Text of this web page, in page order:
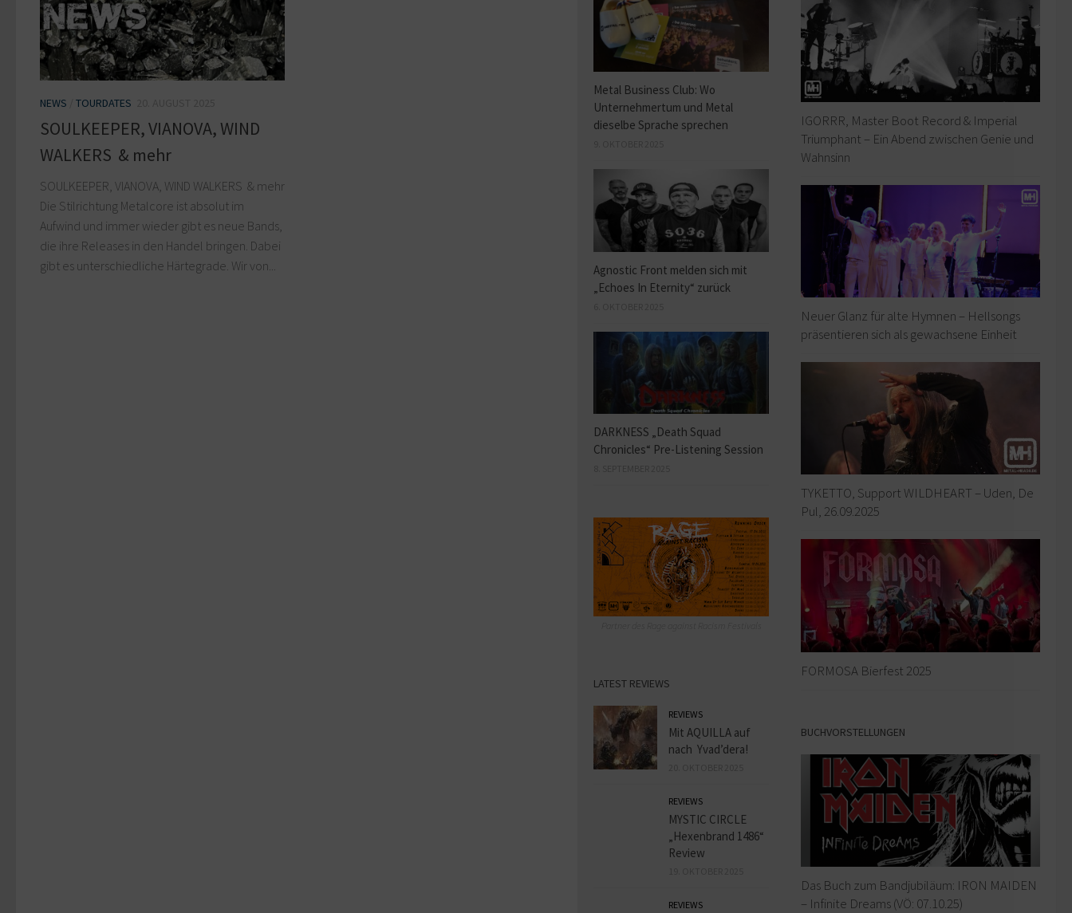
NEWS TOURDATES
SOULKEEPER, VIANOVA, WIND
WALKERS & mehr
SOULKEEPER, VIANOVA, WIND WALKERS & mehr
Die Stilrichtung Metalcore ist absolut im
Aufwind und immer wieder gibt es neue Bands,
die ihre Releases in den Handel bringen. Dabei
gibt es unterschiedliche Härtegrade. Wir von...
IGORRR, Master Boot Record & Imperial
Triumphant – Ein Abend zwischen Genie und
Wahnsinn
Neuer Glanz für alte Hymnen – Hellsongs
präsentieren sich als gewachsene Einheit
TYKETTO, Support WILDHEART – Uden, De
Pul, 26.09.2025
FORMOSA Bierfest 2025
BUCHVORSTELLUNGEN
Das Buch zum Bandjubiläum: IRON MAIDEN
– Infinite Dreams (VÖ: 07.10.25)
Metal Business Club: Wo
Unternehmertum und Metal
dieselbe Sprache sprechen
Agnostic Front melden sich mit
„Echoes In Eternity“ zurück
DARKNESS „Death Squad
Chronicles“ Pre-Listening Session
LATEST REVIEWS
REVIEWS
Mit AQUILLA auf
nach Yvad’dera!
REVIEWS
MYSTIC CIRCLE
„Hexenbrand 1486“
Review
REVIEWS